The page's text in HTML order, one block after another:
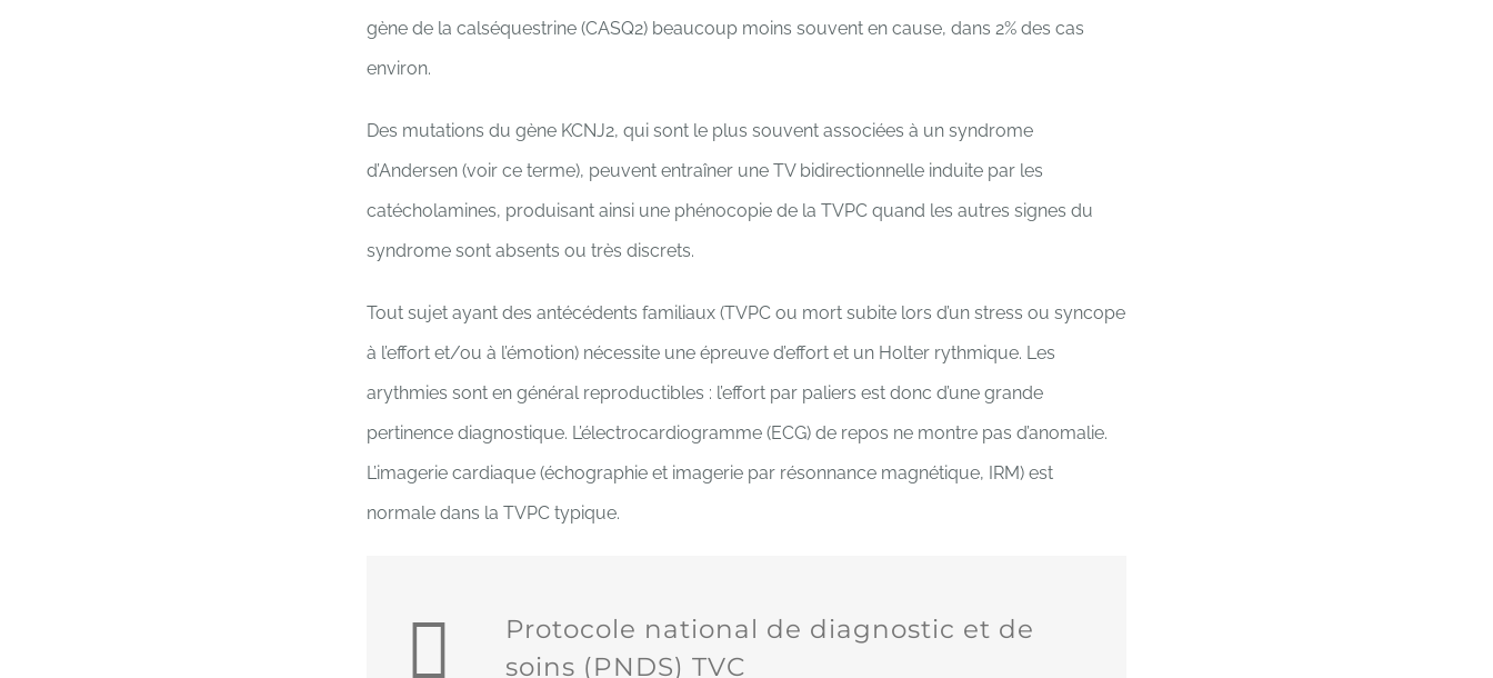
gène de la calséquestrine (CASQ2) beaucoup moins souvent en cause, dans 2% des cas
environ.
Des mutations du gène KCNJ2, qui sont le plus souvent associées à un syndrome
d’Andersen (voir ce terme), peuvent entraîner une TV bidirectionnelle induite par les
catécholamines, produisant ainsi une phénocopie de la TVPC quand les autres signes du
syndrome sont absents ou très discrets.
Tout sujet ayant des antécédents familiaux (TVPC ou mort subite lors d’un stress ou syncope
à l’effort et/ou à l’émotion) nécessite une épreuve d’effort et un Holter rythmique. Les
arythmies sont en général reproductibles : l’effort par paliers est donc d’une grande
pertinence diagnostique. L’électrocardiogramme (ECG) de repos ne montre pas d’anomalie.
L’imagerie cardiaque (échographie et imagerie par résonnance magnétique, IRM) est
normale dans la TVPC typique.
Protocole national de diagnostic et de
soins (PNDS) TVC